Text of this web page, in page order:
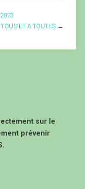
ET A TOUTES →
sur le
prévenir